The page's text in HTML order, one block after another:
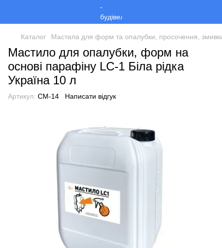
Каталог Мастила для форм та опалубки, просочення,
Мастило для опалубки, форм на
основі парафіну LC-1 Біла рідка
Україна 10 л
Артикул: СМ-14 Написати відгук